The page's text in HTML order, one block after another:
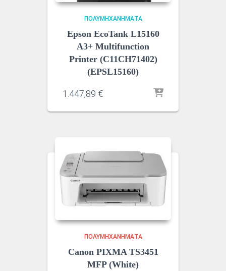
ΠΟΛΥΜΗΧΑΝΉΜΑΤΑ
Epson EcoTank L15160
A3+ Multifunction
Printer (C11CH71402)
(EPSL15160)
1.447,89 €
ΠΟΛΥΜΗΧΑΝΉΜΑΤΑ
Canon PIXMA TS3451
MFP (White)